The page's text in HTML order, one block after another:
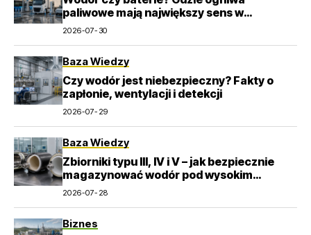
paliwowe mają największy sens w
transporcie
2026-07-30
Baza Wiedzy
Czy wodór jest niebezpieczny? Fakty o
zapłonie, wentylacji i detekcji
2026-07-29
Baza Wiedzy
Zbiorniki typu III, IV i V – jak bezpiecznie
magazynować wodór pod wysokim
ciśnieniem?
2026-07-28
Biznes